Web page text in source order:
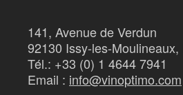
141, Avenue de Verdun
92130 Issy-les-Moulineaux,
Tél.: +33 (0) 1 4644 7941
Email : info@vinoptimo.com